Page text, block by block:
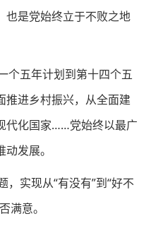
也是党始终立于不败之地
个五年计划到第十四个五
推进乡村振兴，从全面建
代化国家……党始终以最广
发展。
实现从“有没有”到“好不
满意。